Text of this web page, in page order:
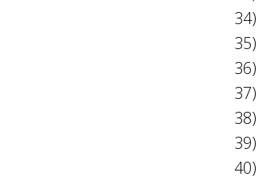
34)
35)
36)
37)
38)
39)
40)